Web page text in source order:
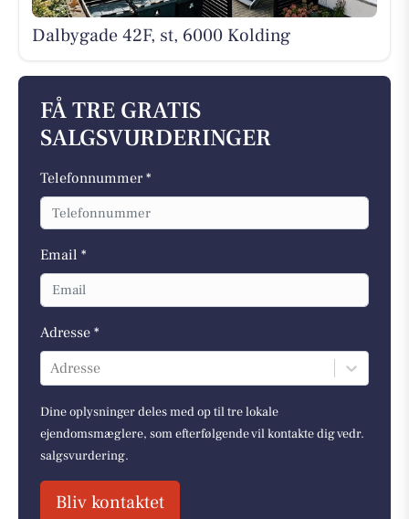
Dalbygade 42F, st, 6000 Kolding
FÅ TRE GRATIS
SALGSVURDERINGER
Telefonnummer *
Email *
Adresse *
Adresse
Dine oplysninger deles med op til tre lokale
ejendomsmæglere, som efterfølgende vil kontakte dig vedr.
salgsvurdering.
Bliv kontaktet